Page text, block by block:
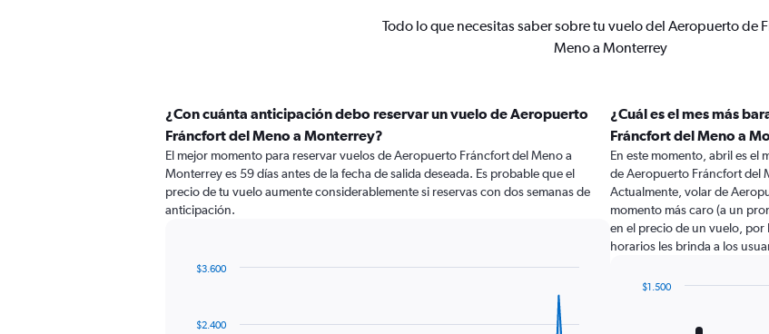
Todo lo que necesitas saber sobre tu vuelo del Aeropuerto de
Meno a Monterrey
¿Con cuánta anticipación debo reservar un vuelo de Aeropuerto
Fráncfort del Meno a Monterrey?
El mejor momento para reservar vuelos de Aeropuerto Fráncfort del Meno a
Monterrey es 59 días antes de la fecha de salida deseada. Es probable que el
precio de tu vuelo aumente considerablemente si reservas con dos semanas de
anticipación.
data
$2.400
$3.600
¿Cuál es el mes más
Fráncfort del Meno a
En este momento, abril es el
de Aeropuerto Fráncfort del
Actualmente, volar de
momento más caro (a un
en el precio de un vuelo, por
horarios les brinda a los
$1.500